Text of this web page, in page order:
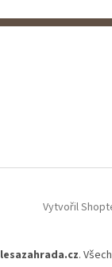
Vytvořil
lesazahrada.cz.